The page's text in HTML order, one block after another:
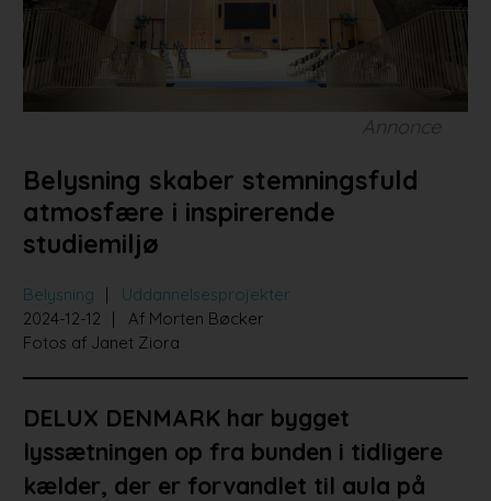
Indretningsprojekter
Portrætter
Annonce
Belysning skaber stemningsfuld
atmosfære i inspirerende
studiemiljø
Belysning
Uddannelsesprojekter
2024-12-12
Af Morten Bøcker
Fotos af Janet Ziora
DELUX DENMARK har bygget
lyssætningen op fra bunden i tidligere
kælder, der er forvandlet til aula på